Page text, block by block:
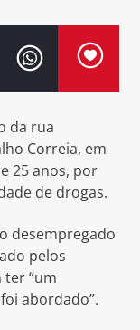
da rua
Correia, em
25 anos, por
de drogas.
desempregado
pelos
“um
abordado”.